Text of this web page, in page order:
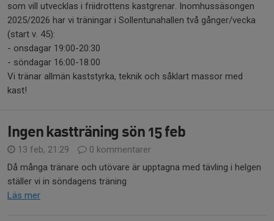
som vill utvecklas i friidrottens kastgrenar. Inomhussäsongen
2025/2026 har vi träningar i Sollentunahallen två gånger/vecka
(start v. 45):
- onsdagar 19:00-20:30
- söndagar 16:00-18:00
Vi tränar allmän kaststyrka, teknik och såklart massor med
kast!
Ingen kastträning sön 15 feb
13 feb, 21:29
0 kommentarer
Då många tränare och utövare är upptagna med tävling i helgen
ställer vi in söndagens träning
Läs mer